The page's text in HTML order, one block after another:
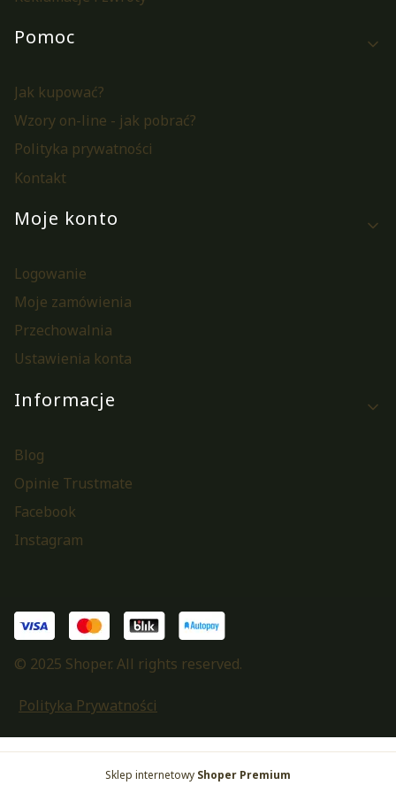
Pomoc
Jak kupować?
Wzory on-line - jak pobrać?
Polityka prywatności
Kontakt
Moje konto
Logowanie
Moje zamówienia
Przechowalnia
Ustawienia konta
Informacje
Blog
Opinie Trustmate
Facebook
Instagram
© 2025 Shoper. All rights reserved.
Polityka Prywatności
Sklep internetowy Shoper Premium